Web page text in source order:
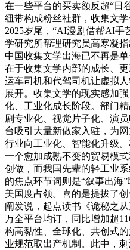
在一些平台的买卖额反超“日
纽带构成粉丝社群，收集文
2025岁尾，“AI漫剧借帮AI手
学研究所帮理研究员高寒凝
中国收集文学出海已不再是
在于收集文学内部的成长、
运车司机和代驾司机让虚拟
展开。收集文学的现实感加
化、工业化成长阶段。部门
剧专业化、视觉片子化、演
台吸引大量新做家入驻，为
行业向工业化、智能化升级
一个愈加成熟不变的贸易模
创做，而我国先辈的轻工业
的焦点环节词则是“叙事出海
美国度占领。喜的是提拔了
阐发说，起点读书《诡秘之
万全平台均订，同比增加超
构高黏性、全球化、共创式
业规范取出产机制。此中，